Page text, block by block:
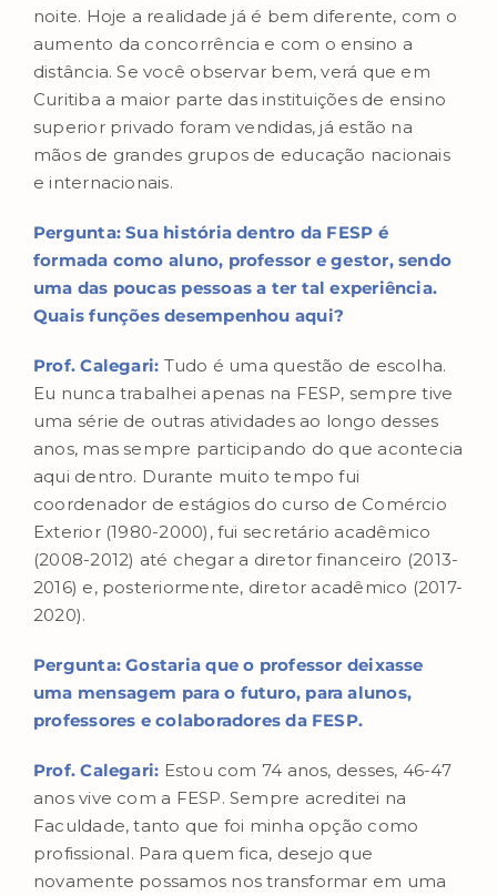
noite. Hoje a realidade já é bem diferente, com o
aumento da concorrência e com o ensino a
distância. Se você observar bem, verá que em
Curitiba a maior parte das instituições de ensino
superior privado foram vendidas, já estão na
mãos de grandes grupos de educação nacionais
e internacionais.
Pergunta: Sua história dentro da FESP é
formada como aluno, professor e gestor, sendo
uma das poucas pessoas a ter tal experiência.
Quais funções desempenhou aqui?
Prof. Calegari: Tudo é uma questão de escolha.
Eu nunca trabalhei apenas na FESP, sempre tive
uma série de outras atividades ao longo desses
anos, mas sempre participando do que acontecia
aqui dentro. Durante muito tempo fui
coordenador de estágios do curso de Comércio
Exterior (1980-2000), fui secretário acadêmico
(2008-2012) até chegar a diretor financeiro (2013-
2016) e, posteriormente, diretor acadêmico (2017-
2020).
Pergunta: Gostaria que o professor deixasse
uma mensagem para o futuro, para alunos,
professores e colaboradores da FESP.
Prof. Calegari: Estou com 74 anos, desses, 46-47
anos vive com a FESP. Sempre acreditei na
Faculdade, tanto que foi minha opção como
profissional. Para quem fica, desejo que
novamente possamos nos transformar em uma